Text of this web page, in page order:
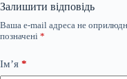
Залишити відповідь
Ваша e-mail адреса не
позначені *
Ім’я *